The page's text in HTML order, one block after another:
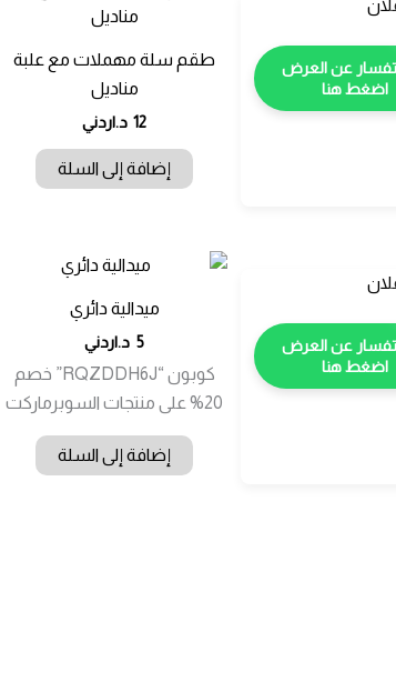
للاستفسار عن العرض
اضغط هنا
طقم سلة مهملات مع علبة
مناديل
12 د.اردني
إضافة إلى السلة
للاستفسار عن العرض
اضغط هنا
ميدالية دائري
5 د.اردني
كوبون “RQZDDH6J” خصم
20% على منتجات السوبرماركت
إضافة إلى السلة